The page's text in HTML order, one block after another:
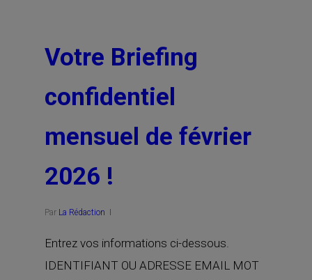
Votre Briefing
confidentiel
mensuel de février
2026 !
Par La Rédaction
Entrez vos informations ci-dessous.
IDENTIFIANT OU ADRESSE EMAIL MOT